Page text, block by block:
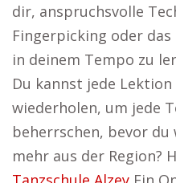
dir, anspruchsvolle
Fingerpicking oder
in deinem Tempo zu
Du kannst jede
wiederholen, um jede
beherrschen, bevor
mehr aus der Region?